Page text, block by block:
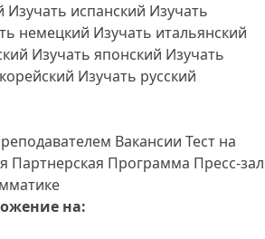
Изучать испанский Изучать
немецкий Изучать итальянский
Изучать японский Изучать
Изучать русский
Вакансии Тест на
Партнерская Программа Пресс-зал
на: